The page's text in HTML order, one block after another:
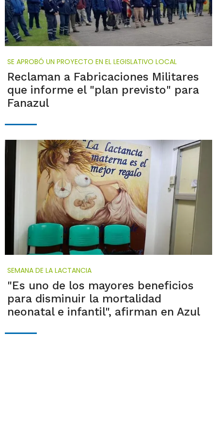
SE APROBÓ UN PROYECTO EN EL LEGISLATIVO LOCAL
Reclaman a Fabricaciones Militares
que informe el "plan previsto" para
Fanazul
SEMANA DE LA LACTANCIA
"Es uno de los mayores beneficios
para disminuir la mortalidad
neonatal e infantil", afirman en Azul